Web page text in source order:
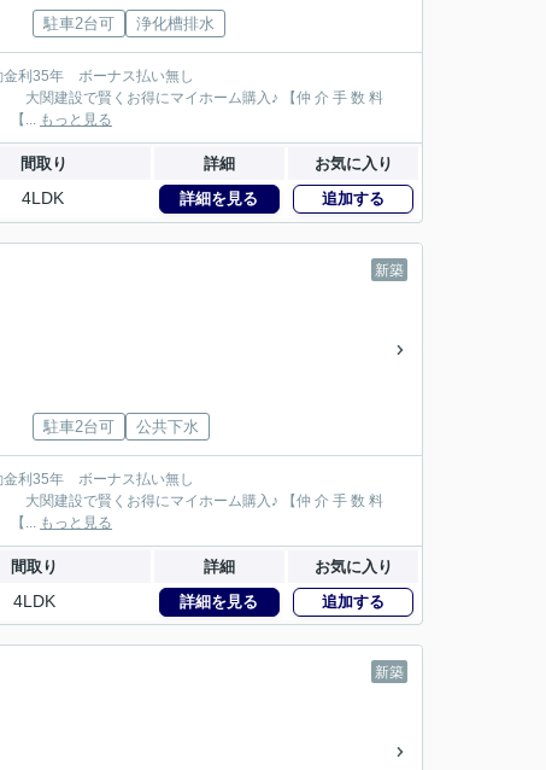
駐車2台可 浄化槽排水
111万円が大関建設では無 料！】 【本物件以外でも仲 介 手 数 料 無 料０円でご紹介！】 【... もっと見る
間取り 詳細 お気に入り
4LDK 詳細を見る 追加する
新築
駐車2台可 公共下水
121万円が大関建設では無 料！】 【本物件以外でも仲 介 手 数 料 無 料０円でご紹介！】 【... もっと見る
間取り 詳細 お気に入り
4LDK 詳細を見る 追加する
新築